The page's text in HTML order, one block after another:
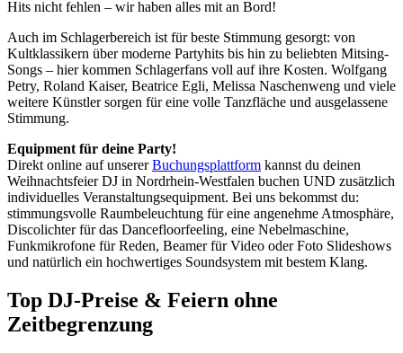
Hits nicht fehlen – wir haben alles mit an Bord!
Auch im Schlagerbereich ist für beste Stimmung gesorgt: von
Kultklassikern über moderne Partyhits bis hin zu beliebten Mitsing-
Songs – hier kommen Schlagerfans voll auf ihre Kosten. Wolfgang
Petry, Roland Kaiser, Beatrice Egli, Melissa Naschenweng und viele
weitere Künstler sorgen für eine volle Tanzfläche und ausgelassene
Stimmung.
Equipment für deine Party!
Direkt online auf unsererBuchungsplattform kannst du deinen
Weihnachtsfeier DJ in Nordrhein-Westfalen buchen UND zusätzlich
individuelles Veranstaltungsequipment. Bei uns bekommst du:
stimmungsvolle Raumbeleuchtung für eine angenehme Atmosphäre,
Discolichter für das Dancefloorfeeling, eine Nebelmaschine,
Funkmikrofone für Reden, Beamer für Video oder Foto Slideshows
und natürlich ein hochwertiges Soundsystem mit bestem Klang.
Top DJ-Preise & Feiern ohne
Zeitbegrenzung